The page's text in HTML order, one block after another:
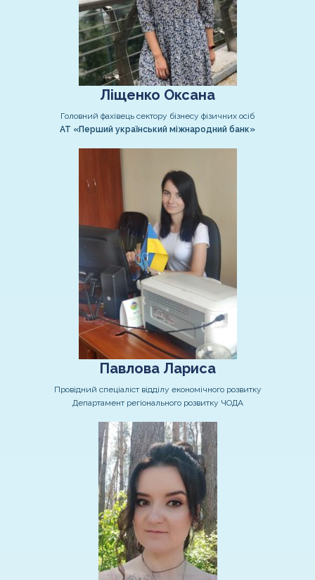
Ліщенко Оксана
Головний фахівець сектору бізнесу фізичних осіб
АТ «Перший український міжнародний банк»
Павлова Лариса
Провідний спеціаліст відділу економічного розвитку
Департамент регіонального розвитку ЧОДА